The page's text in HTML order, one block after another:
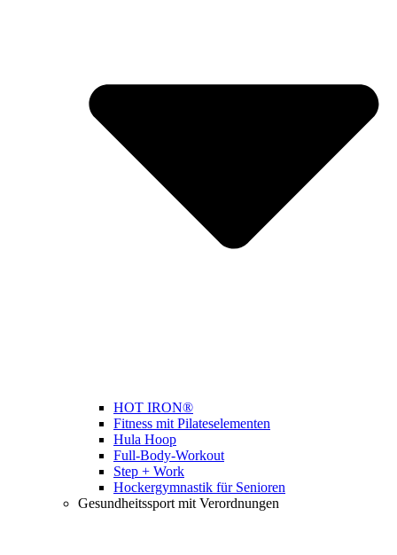
HOT IRON®
Fitness mit Pilateselementen
Hula Hoop
Full-Body-Workout
Step + Work
Hockergymnastik für Senioren
Gesundheitssport mit Verordnungen